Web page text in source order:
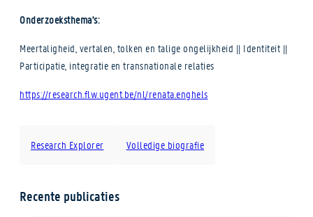
Onderzoeksthema's:
Meertaligheid, vertalen, tolken en talige ongelijkheid || Identiteit ||
Participatie, integratie en transnationale relaties
https://research.flw.ugent.be/nl/renata.enghels
Research Explorer Volledige biografie
Recente publicaties